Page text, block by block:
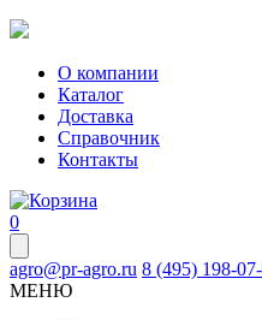
О компании
Каталог
Доставка
Справочник
Контакты
0
agro@pr-agro.ru 8 (495) 198-
МЕНЮ